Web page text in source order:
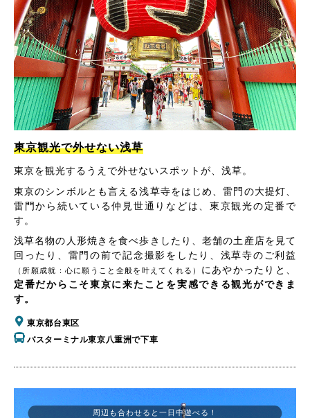
東京観光で外せない浅草
東京を観光するうえで外せないスポットが、浅草。
東京のシンボルとも言える浅草寺をはじめ、雷門の大提灯、
雷門から続いている仲見世通りなどは、東京観光の定番で
す。
浅草名物の人形焼きを食べ歩きしたり、老舗の土産店を見て
回ったり、雷門の前で記念撮影をしたり、浅草寺のご利益
（所願成就：心に願うこと全般を叶えてくれる）
にあやかったりと、
定番だからこそ東京に来たことを実感できる観光ができま
す。
東京都台東区
バスターミナル東京八重洲で下車
周辺も合わせると一日中遊べる！